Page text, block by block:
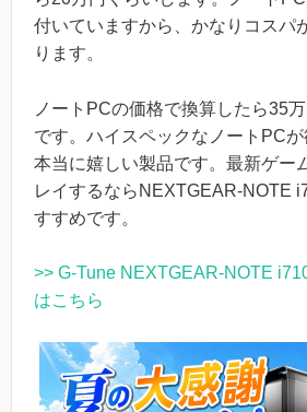
付いていますから、かなりコスパ
ります。
ノートPCの価格で換算したら35
です。ハイスペックなノートPC
本当に嬉しい製品です。最新ゲー
レイするならNEXTGEAR-NOTE
すすめです。
>> G-Tune NEXTGEAR-NOTE
はこちら